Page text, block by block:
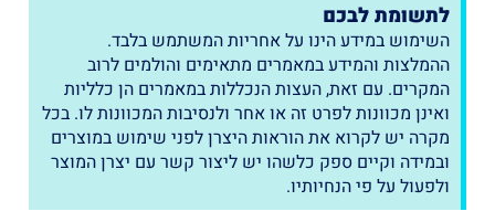
לתשומת לבכם
השימוש במידע הינו על אחריות המשתמש בלבד.
ההמלצות והמידע במאמרים מתאימים והולמים לרוב
המקרים. עם זאת, העצות הנכללות במאמרים הן כלליות
ואינן מכוונות לפרט זה או אחר ולנסיבות המכוונות לו. בכל
מקרה יש לקרוא את הוראות היצרן לפני שימוש במוצרים
ובמידה וקיים ספק כלשהו יש ליצור קשר עם יצרן המוצר
ולפעול על פי הנחיותיו.